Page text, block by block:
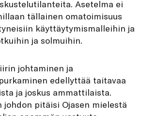
Asetelma ei
tällainen omatoimisuus
käyttäytymismalleihin ja
ja solmuihin.
johtaminen ja
edellyttää taitavaa
ja joskus ammattilaista.
johdon pitäisi Ojasen mielestä